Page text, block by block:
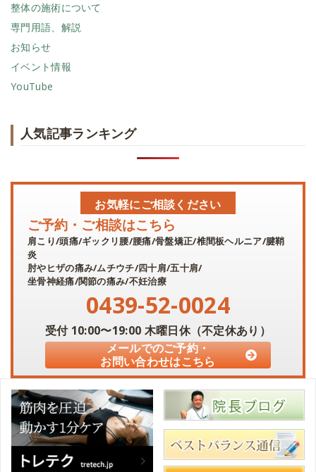
整体の施術について
専門用語、解説
お知らせ
イベント情報
YouTube
人気記事ランキング
お気軽にご相談ください
ご予約・ご相談はこちら
肩こり/頭痛/ギックリ腰/腰痛/骨盤矯正/椎間板ヘルニア/腱鞘
炎
肘やヒザの痛み/ムチウチ/四十肩/五十肩/
坐骨神経痛/関節の痛み/不妊治療
0439-52-0024
受付 10:00〜19:00 木曜日休（不定休あり）
メールでのご予約・
お問い合わせはこちら